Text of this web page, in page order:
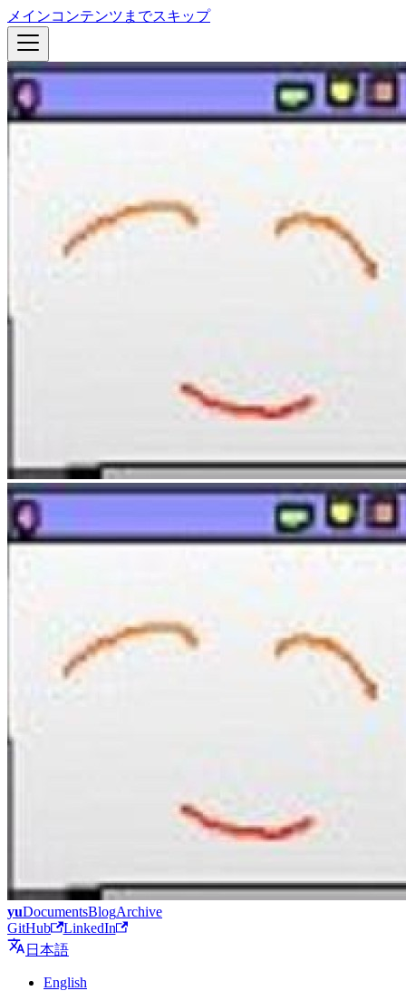
メインコンテンツまでスキップ
yuDocumentsBlogArchive
GitHub
LinkedIn
日本語
English